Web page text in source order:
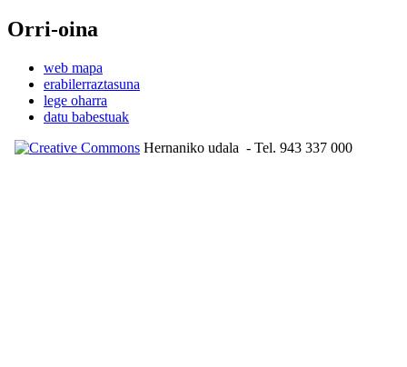
Orri-oina
web mapa
erabilerraztasuna
lege oharra
datu babestuak
Hernaniko udala - Tel. 943 337 000